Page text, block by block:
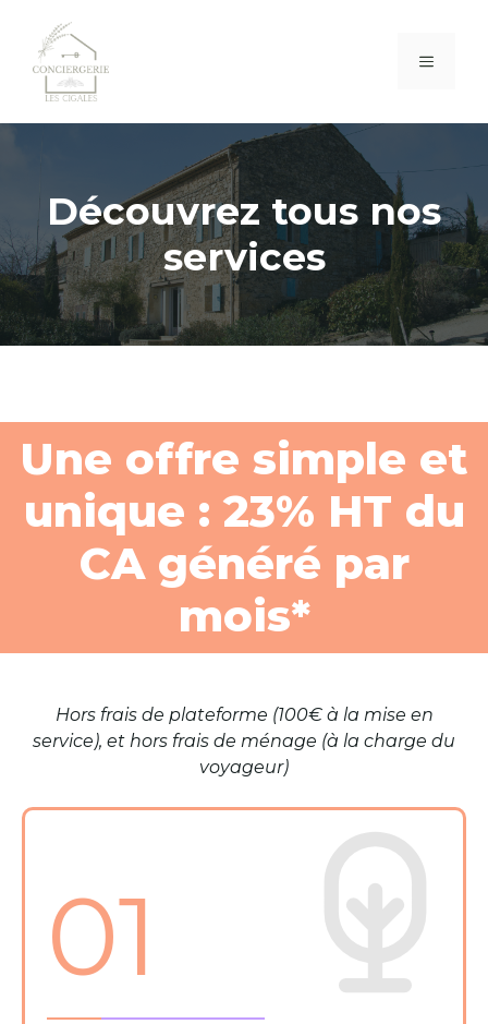
contenu
MENU
Découvrez tous nos
services
Une offre simple et
unique : 23% HT du
CA généré par
mois*
Hors frais de plateforme (100€ à la mise en
service), et hors frais de ménage (à la charge du
voyageur)
01